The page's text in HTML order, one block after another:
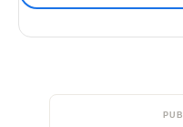
09:03Jovem de 16 anos é
Chigi